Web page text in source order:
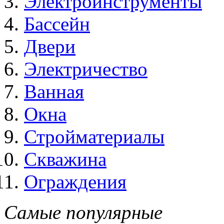
Бассейн
Двери
Электричество
Ванная
Окна
Стройматериалы
Скважина
Ограждения
Самые популярные